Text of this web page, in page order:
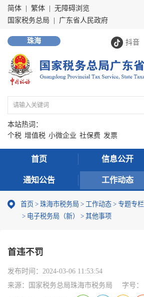
简体 繁体
无障碍浏览
国家税务总局
广东省人民政府
抖音
珠海
本站热词：
个税 增值税 小微企业 社保费 发票
首页 信息公开
通知公告 工作动态
首页 > 珠海市税务局 > 工作动态 > 专题专栏
> 电子税务局（新） > 其他事项
首违不罚
发布时间： 2024-03-06 11:53:54
来源：
国家税务总局珠海市税务局 字号：